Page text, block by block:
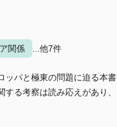
関係 ...他7件
パと極東の問題に迫る本
る考察は読み応えがあり